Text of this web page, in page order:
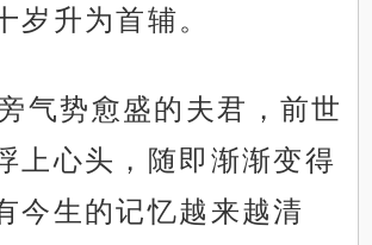
岁升为首辅。
气势愈盛的夫君，前世
上心头，随即渐渐变得
今生的记忆越来越清